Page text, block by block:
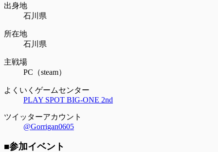
出身地
石川県
所在地
石川県
主戦場
PC（steam）
よくいくゲームセンター
PLAY SPOT BIG-ONE 2nd
ツイッターアカウント
@Gorrigan0605
■参加イベント